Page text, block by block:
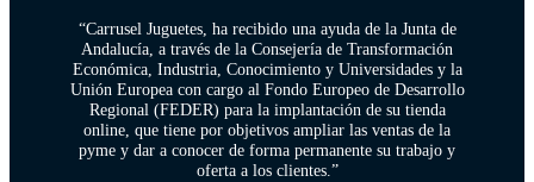
“Carrusel Juguetes, ha recibido una ayuda de la Junta de
Andalucía, a través de la Consejería de Transformación
Económica, Industria, Conocimiento y Universidades y la
Unión Europea con cargo al Fondo Europeo de Desarrollo
Regional (FEDER) para la implantación de su tienda
online, que tiene por objetivos ampliar las ventas de la
pyme y dar a conocer de forma permanente su trabajo y
oferta a los clientes.”